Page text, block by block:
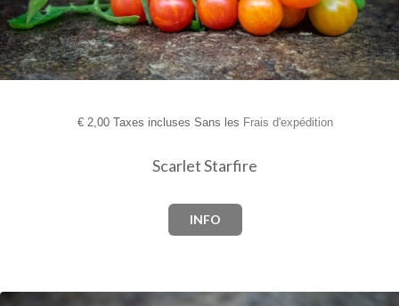
€2,00 Taxes incluses Sans les Frais d'expédition
Scarlet Starfire
INFO